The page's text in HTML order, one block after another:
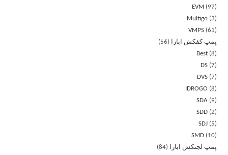
EVM
97
Multigo 3
VMPS 61
پمپ کفکش ابارا
56
Best 8
DS 7
DVS 7
IDROGO
8
SDA
9
SDD 2
SDJ
5
SMD
10
پمپ لجنکش ابارا
84